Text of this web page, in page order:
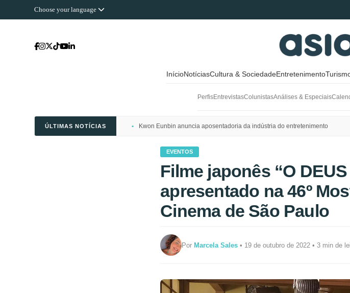
Choose your language
InícioNotíciasCultura & SociedadeEntretenimento
PerfisEntrevistasColunistasAnálises & Especiais
ÚLTIMAS NOTÍCIAS Kwon Eunbin anuncia aposentadoria da indústria do entretenimento
EVENTOS
Filme japonês “O
apresentado na 46º
Cinema de São Paulo
PorMarcela Sales • 19 de outubro de 2022 • 3 min de